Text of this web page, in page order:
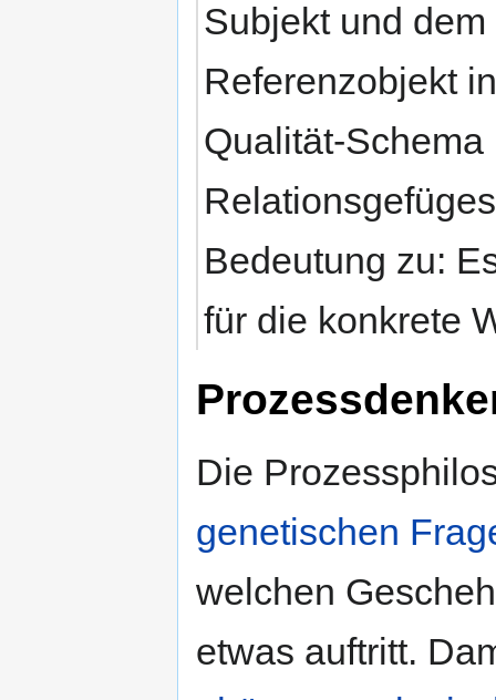
Subjekt und
Referenzobjekt
Qualität-
Bedeutung zu:
für die konkrete
Die
genetischen
welchen
etwas auftritt.